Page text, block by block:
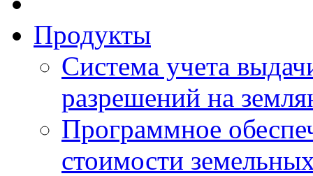
Продукты
Система учета
разрешений на
Программное
стоимости